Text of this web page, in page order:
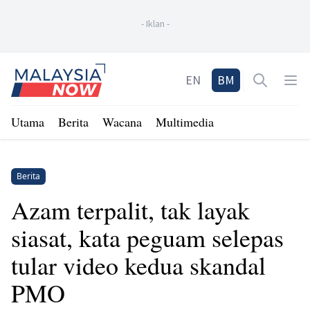
- Iklan -
Home
EN BM Open
Utama Berita Wacana Multimedia
Berita
Azam terpalit, tak layak
siasat, kata peguam selepas
tular video kedua skandal
PMO